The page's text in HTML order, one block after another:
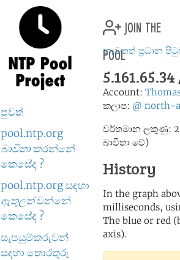
පුවත්
pool.ntp.org
බාවිතාකරන්නේ
කෙසේද ?
pool.ntp.org සඳහා
ඇතුලත්වන්නේ
කෙසේද ?
සැපයුම්කරුවන්
සඳහා තොරතුරු
join the
pool
නැවතත් ප්‍රධාන
Account:
කලාප: @ north-
වර්තමාන ලකුණු:
බාවිතා වේ)
History
In the graph
milliseconds,
The blue or red
axis).